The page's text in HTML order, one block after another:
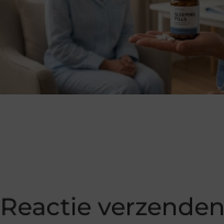
Reactie verzenden